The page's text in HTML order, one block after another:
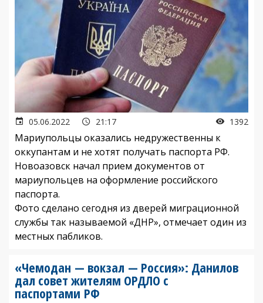
05.06.2022 21:17 1392
Мариупольцы оказались недружественны к
оккупантам и не хотят получать паспорта РФ.
Новоазовск начал прием документов от
мариупольцев на оформление российского
паспорта.
Фото сделано сегодня из дверей миграционной
службы так называемой «ДНР», отмечает один из
местных пабликов.
«Чемодан — вокзал — Россия»: Данилов
дал совет жителям ОРДЛО с
паспортами РФ